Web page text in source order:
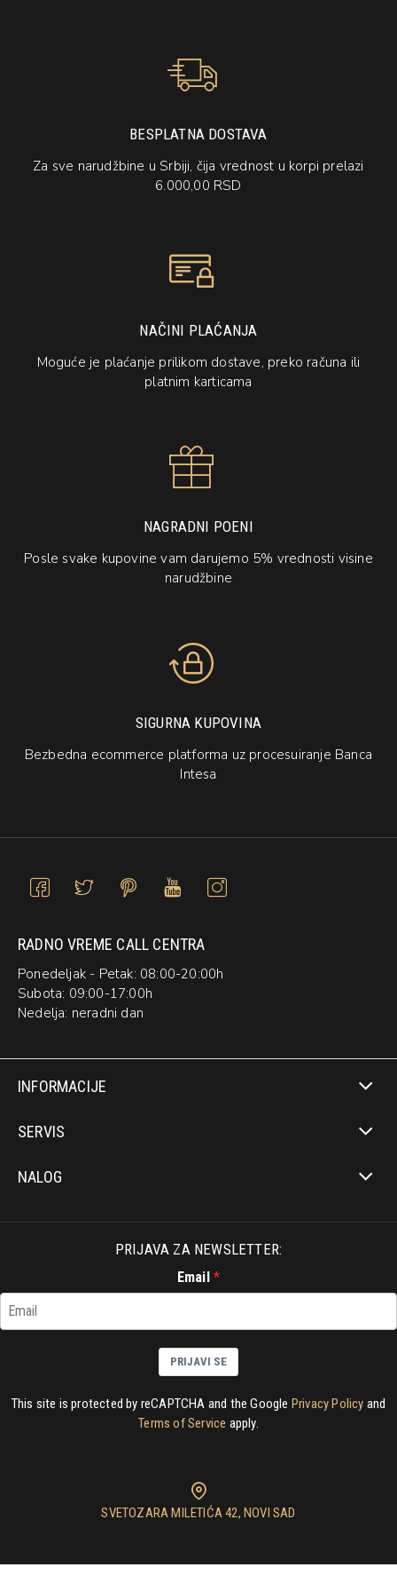
BESPLATNA DOSTAVA
Za sve narudžbine u Srbiji, čija vrednost u korpi prelazi
6.000,00 RSD
NAČINI PLAĆANJA
Moguće je plaćanje prilikom dostave, preko računa ili
platnim karticama
NAGRADNI POENI
Posle svake kupovine vam darujemo 5% vrednosti visine
narudžbine
SIGURNA KUPOVINA
Bezbedna ecommerce platforma uz procesuiranje Banca
Intesa
RADNO VREME CALL CENTRA
Ponedeljak - Petak: 08:00-20:00h
Subota: 09:00-17:00h
Nedelja: neradni dan
INFORMACIJE
SERVIS
NALOG
PRIJAVA ZA NEWSLETTER:
Email
PRIJAVI SE
This site is protected by reCAPTCHA and the Google Privacy Policy and
Terms of Service apply.
SVETOZARA MILETIĆA 42, NOVI SAD